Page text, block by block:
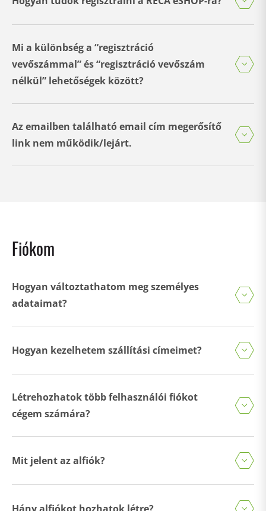
Mi a különbség a “regisztráció
vevőszámmal” és “regisztráció vevőszám
nélkül” lehetőségek között?
Az emailben található email cím megerősítő
link nem működik/lejárt.
Fiókom
Hogyan változtathatom meg személyes
adataimat?
Hogyan kezelhetem szállítási címeimet?
Létrehozhatok több felhasználói fiókot
cégem számára?
Mit jelent az alfiók?